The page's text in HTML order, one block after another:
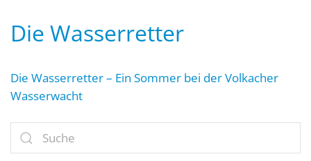
Die Wasserretter
Die Wasserretter – Ein Sommer bei der Volkacher
Wasserwacht